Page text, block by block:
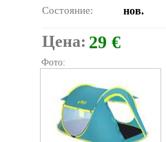
Состояние: нов.
Цена: 29 €
Фото: